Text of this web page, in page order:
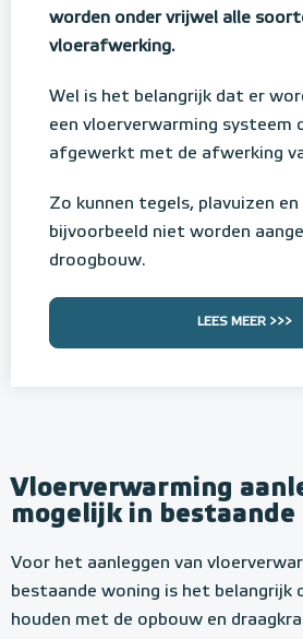
worden onder vrijwel alle
vloerafwerking.
Wel is het belangrijk dat er
een vloerverwarming systeem
afgewerkt met de afwerking
Zo kunnen tegels, plavuizen
bijvoorbeeld niet worden
droogbouw.
LEES MEER >>>
Vloerverwarming
mogelijk in bestaande
Voor het aanleggen van
bestaande woning is het belangrijk
houden met de opbouw en